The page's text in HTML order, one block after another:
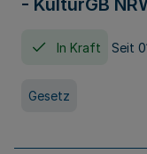
- KulturGB
In Kraft Seit
Gesetz